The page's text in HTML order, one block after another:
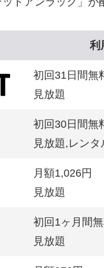
利
初回31日間無
見放題
初回30日間無
見放題,レンタ
月額1,026円
見放題
初回1ヶ月間
見放題